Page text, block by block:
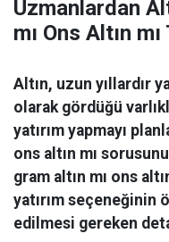
Uzmanlardan
mı Ons Altın
Altın, uzun yıllardır
olarak gördüğü
yatırım yapmayı
ons altın mı
gram altın mı ons
yatırım seçeneğinin
edilmesi gereken